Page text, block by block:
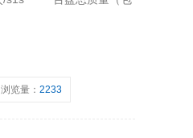
浏览量：2233